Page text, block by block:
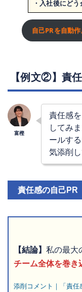
・入社後にど
自己PRを自動
【例文②】責
責任感
してみ
ールす
気添削し
責任感の自己PR
【結論】 私の最大
チーム全体を巻き
添削コメント｜「責任